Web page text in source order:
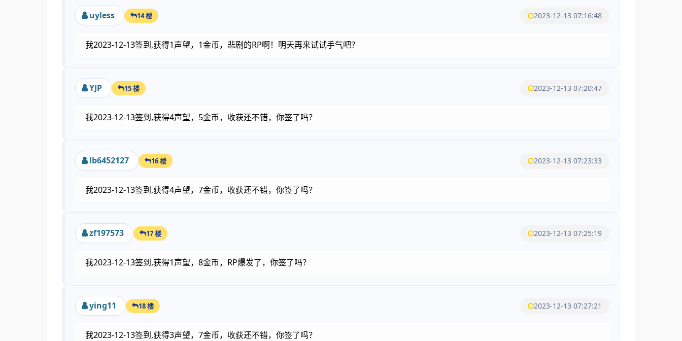
uyless 14 楼 2023-12-13 07:16:48
我2023-12-13签到,获得1声望，1金币，悲剧的RP啊！明天再来试试手气吧？
YJP 15 楼 2023-12-13 07:20:47
我2023-12-13签到,获得4声望，5金币，收获还不错，你签了吗？
lb6452127 16 楼 2023-12-13 07:23:33
我2023-12-13签到,获得4声望，7金币，收获还不错，你签了吗？
zf197573 17 楼 2023-12-13 07:25:19
我2023-12-13签到,获得1声望，8金币，RP爆发了，你签了吗？
ying11 18 楼 2023-12-13 07:27:21
我2023-12-13签到,获得3声望，7金币，收获还不错，你签了吗？